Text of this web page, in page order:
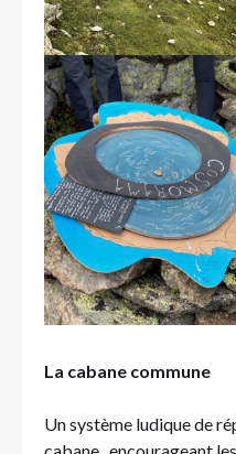
La cabane commune
Un système ludique de